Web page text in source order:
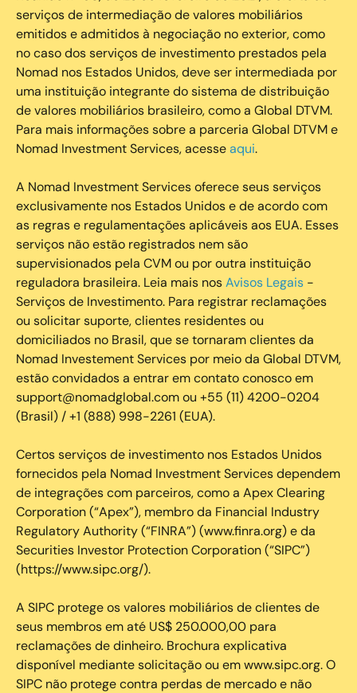
serviços de intermediação de valores mobiliários
emitidos e admitidos à negociação no exterior, como
no caso dos serviços de investimento prestados pela
Nomad nos Estados Unidos, deve ser intermediada por
uma instituição integrante do sistema de distribuição
de valores mobiliários brasileiro, como a Global DTVM.
Para mais informações sobre a parceria Global DTVM e
Nomad Investment Services, acesseaqui.
A Nomad Investment Services oferece seus serviços
exclusivamente nos Estados Unidos e de acordo com
as regras e regulamentações aplicáveis aos EUA. Esses
serviços não estão registrados nem são
supervisionados pela CVM ou por outra instituição
reguladora brasileira. Leia mais nosAvisos Legais -
Serviços de Investimento. Para registrar reclamações
ou solicitar suporte, clientes residentes ou
domiciliados no Brasil, que se tornaram clientes da
Nomad Investement Services por meio da Global DTVM,
estão convidados a entrar em contato conosco em
support@nomadglobal.com ou +55 (11) 4200-0204
(Brasil) / +1 (888) 998-2261 (EUA).
Certos serviços de investimento nos Estados Unidos
fornecidos pela Nomad Investment Services dependem
de integrações com parceiros, como a Apex Clearing
Corporation (“Apex”), membro da Financial Industry
Regulatory Authority (“FINRA”) (www.finra.org) e da
Securities Investor Protection Corporation (“SIPC”)
(https://www.sipc.org/).
A SIPC protege os valores mobiliários de clientes de
seus membros em até US$ 250.000,00 para
reclamações de dinheiro. Brochura explicativa
disponível mediante solicitação ou em www.sipc.org. O
SIPC não protege contra perdas de mercado e não